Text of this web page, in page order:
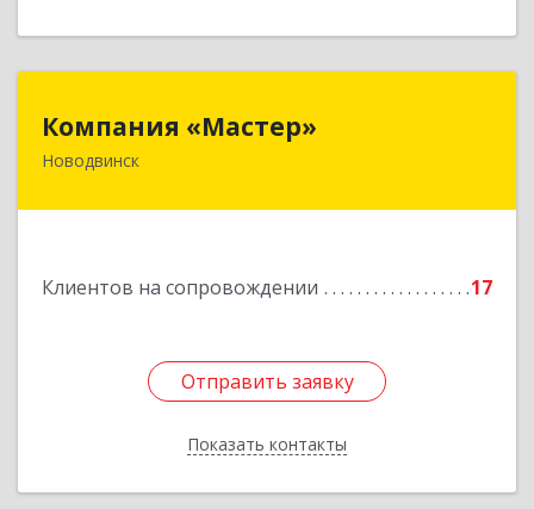
Компания «Мастер»
Новодвинск
Клиентов на сопровождении 17
Отправить заявку
Показать контакты
164902, Архангельская обл, Новодвинск г,
Отправить заявку
Назад